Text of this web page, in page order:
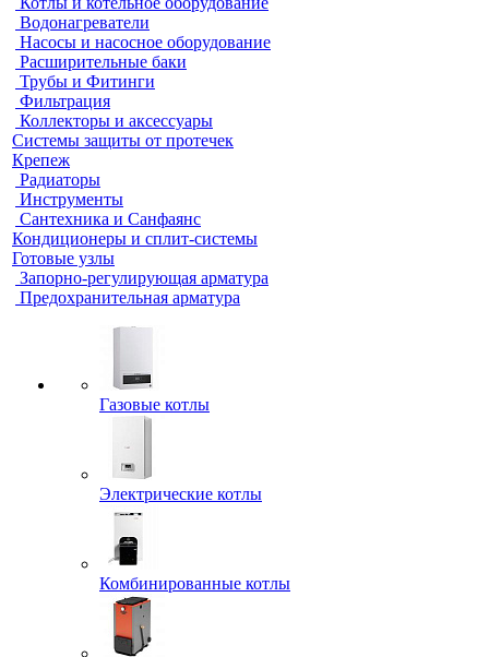
Водонагреватели
Насосы и насосное оборудование
Расширительные баки
Трубы и Фитинги
Фильтрация
Коллекторы и аксессуары
Системы защиты от протечек
Крепеж
Радиаторы
Инструменты
Сантехника и Санфаянс
Кондиционеры и сплит-системы
Готовые узлы
Запорно-регулирующая арматура
Предохранительная арматура
Газовые котлы
Электрические котлы
Комбинированные котлы